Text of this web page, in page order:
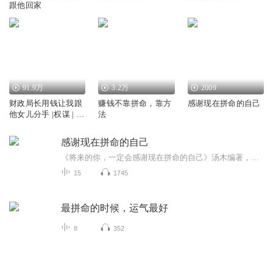
跟他回家
91.9万
财政局长用钱让我跟
他女儿分手 |权谋 | 官
3.2万
赚钱不靠拼命，靠方
法
2009
感谢现在拼命的自己
感谢现在拼命的自己
15 1745
最拼命的时候，运气最好
8 352